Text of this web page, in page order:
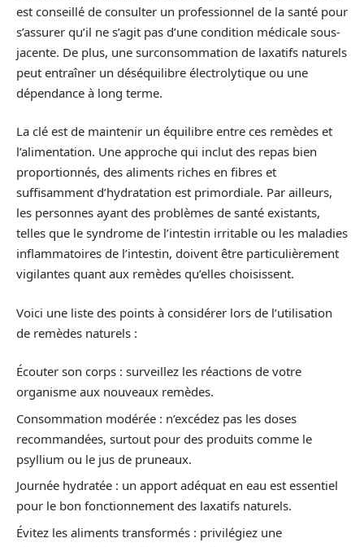
est conseillé de consulter un professionnel de la santé pour
s’assurer qu’il ne s’agit pas d’une condition médicale sous-
jacente. De plus, une surconsommation de laxatifs naturels
peut entraîner un déséquilibre électrolytique ou une
dépendance à long terme.
La clé est de maintenir un équilibre entre ces remèdes et
l’alimentation. Une approche qui inclut des repas bien
proportionnés, des aliments riches en fibres et
suffisamment d’hydratation est primordiale. Par ailleurs,
les personnes ayant des problèmes de santé existants,
telles que le syndrome de l’intestin irritable ou les maladies
inflammatoires de l’intestin, doivent être particulièrement
vigilantes quant aux remèdes qu’elles choisissent.
Voici une liste des points à considérer lors de l’utilisation
de remèdes naturels :
Écouter son corps : surveillez les réactions de votre
organisme aux nouveaux remèdes.
Consommation modérée : n’excédez pas les doses
recommandées, surtout pour des produits comme le
psyllium ou le jus de pruneaux.
Journée hydratée : un apport adéquat en eau est essentiel
pour le bon fonctionnement des laxatifs naturels.
Évitez les aliments transformés : privilégiez une